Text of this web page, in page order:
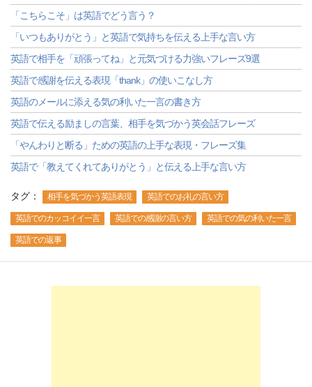
「こちらこそ」は英語でどう言う？
「いつもありがとう」と英語で気持ちを伝える上手な言い方
英語で相手を「頑張ってね」と元気づける力強いフレーズ9選
英語で感謝を伝える表現「thank」の使いこなし方
英語のメールに添える気の利いた一言の書き方
英語で伝える励ましの言葉、相手を気づかう英会話フレーズ
「やんわりと断る」ための英語の上手な表現・フレーズ集
英語で「教えてくれてありがとう」と伝える上手な言い方
タグ： 相手を気づかう英語表現 英語でのお礼の言い方
英語でのカッコイイ一言 英語での感謝の言い方 英語での気の利いた一言
英語での返事